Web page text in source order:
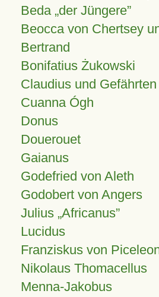
Beda „der Jüngere”
Beocca von Chertsey
Bertrand
Bonifatius Żukowski
Claudius und Gefährten
Cuanna Ógh
Donus
Douerouet
Gaianus
Godefried von Aleth
Godobert von Angers
Julius Africanus
Lucidus
Franziskus von
Nikolaus Thomacellus
Menna-Jakobus